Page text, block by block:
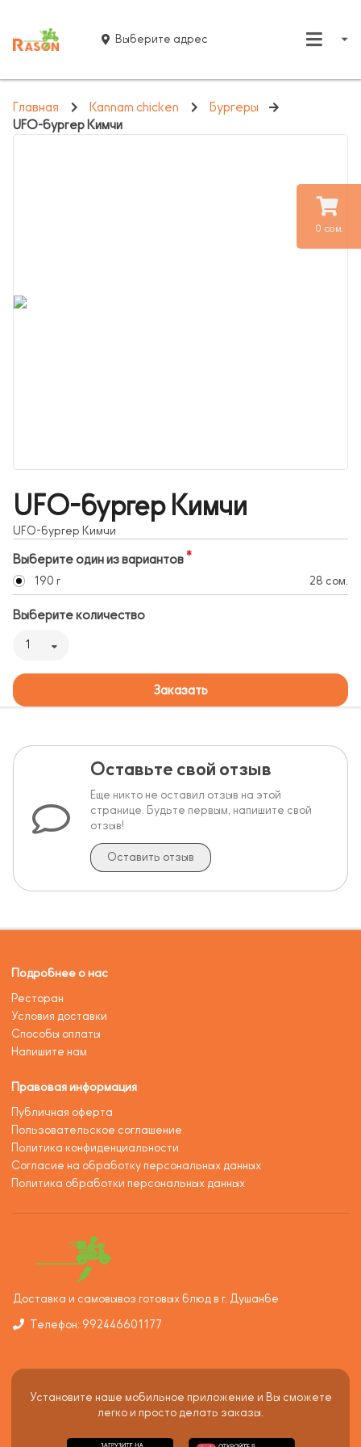
0 сом.
Выберите адрес
Главная Kannam chicken
Бургеры
UFO-бургер Кимчи
UFO-бургер Кимчи
UFO-бургер Кимчи
Выберите один из вариантов
190 г 28 сом.
Выберите количество
1
Заказать
Оставьте свой отзыв
Еще никто не оставил отзыв на этой
странице. Будьте первым, напишите свой
отзыв!
Оставить отзыв
Подробнее о нас
Ресторан
Условия доставки
Способы оплаты
Напишите нам
Правовая информация
Публичная оферта
Пользовательское соглашение
Политика конфиденциальности
Согласие на обработку персональных данных
Политика обработки персональных данных
Доставка и самовывоз готовых блюд в г. Душанбе
Телефон: 992446601177
Установите наше мобильное приложение и Вы сможете
легко и просто делать заказы.